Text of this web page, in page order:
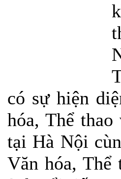
có sự hiện
hóa, Thể
tại Hà Nội
Văn hóa,